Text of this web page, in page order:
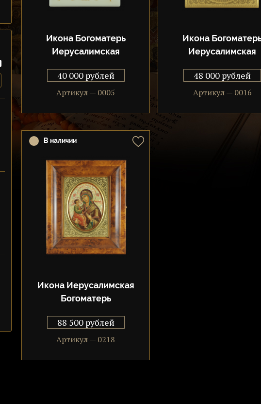
Икона Богоматерь
Иерусалимская
40 000 рублей
Артикул — 0005
Икона
Иерусалимская
48 000 рублей
Артикул — 0016
Икона Иерусалимская
Богоматерь
88 500 рублей
Артикул — 0218
В наличии